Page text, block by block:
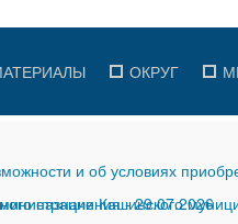
ОКРУГ
и об условиях
назначения-29.07.2026
Кашинского